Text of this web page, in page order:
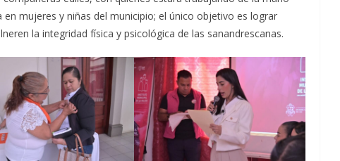
mujeres y niñas del municipio; el único objetivo es lograr
la integridad física y psicológica de las sanandrescanas.